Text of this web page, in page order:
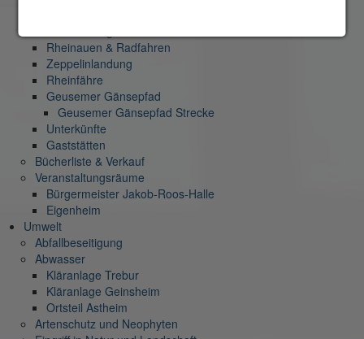
Rheinauen & Radfahren
Zeppelinlandung
Rheinfähre
Geusemer Gänsepfad
Geusemer Gänsepfad Strecke
Unterkünfte
Gaststätten
Bücherliste & Verkauf
Veranstaltungsräume
Bürgermeister Jakob-Roos-Halle
Eigenheim
Umwelt
Abfallbeseitigung
Abwasser
Kläranlage Trebur
Kläranlage Geinsheim
Ortsteil Astheim
Artenschutz und Neophyten